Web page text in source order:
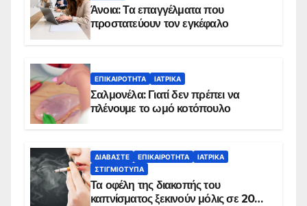
Άνοια: Τα επαγγέλματα που
προστατεύουν τον εγκέφαλο
ΕΠΙΚΑΙΡΌΤΗΤΑ ΙΑΤΡΙΚΆ
Σαλμονέλα: Γιατί δεν πρέπει να
πλένουμε το ωμό κοτόπουλο
ΔΙΑΒΆΣΤΕ ΕΠΙΚΑΙΡΌΤΗΤΑ
ΙΑΤΡΙΚΆ
ΣΤΙΓΜΙΌΤΥΠΑ
Τα οφέλη της διακοπής του
καπνίσματος ξεκινούν μόλις σε 20